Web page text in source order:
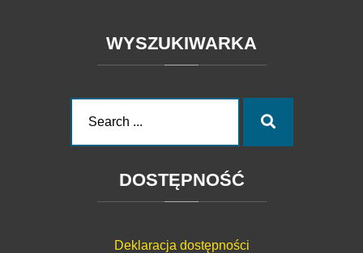
WYSZUKIWARKA
DOSTĘPNOŚĆ
Deklaracja dostępności